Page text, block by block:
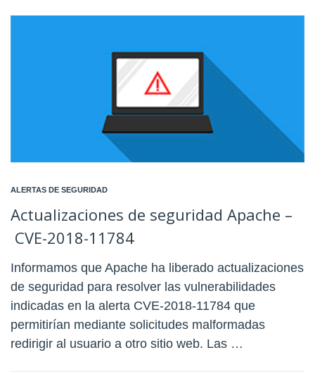
ALERTAS DE SEGURIDAD
Actualizaciones de seguridad Apache –
CVE-2018-11784
Informamos que Apache ha liberado actualizaciones
de seguridad para resolver las vulnerabilidades
indicadas en la alerta CVE-2018-11784 que
permitirían mediante solicitudes malformadas
redirigir al usuario a otro sitio web. Las …